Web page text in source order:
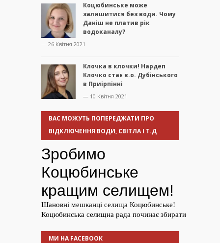
Коцюбинське може
залишитися без води. Чому
Даніш не платив рік
водоканалу?
— 26 Квітня 2021
Клочка в клочки! Нардеп
Клочко стає в.о. Дубінського
в Приірпінні
— 10 Квітня 2021
ВАС МОЖУТЬ ПОПЕРЕДЖАТИ ПРО
ВІДКЛЮЧЕННЯ ВОДИ, СВІТЛА І Т.Д
МИ НА FACEBOOK